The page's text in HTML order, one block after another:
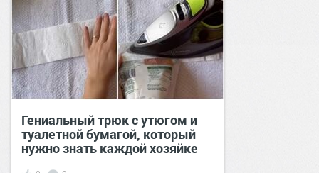
Гениальный трюк с утюгом и
туалетной бумагой, который
нужно знать каждой хозяйке